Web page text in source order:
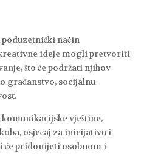
način
ideje mogli pretvoriti
što će podržati njihov
građanstvo, socijalnu
vještine,
osjećaj za inicijativu i
će pridonijeti osobnom i